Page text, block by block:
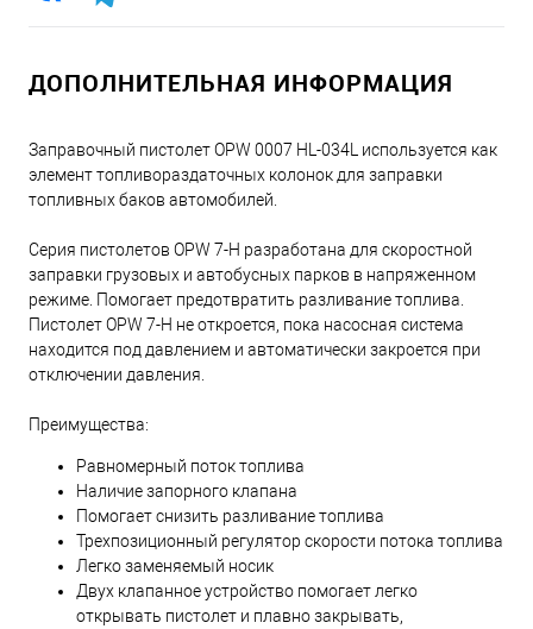
ДОПОЛНИТЕЛЬНАЯ ИНФОРМАЦИЯ
Заправочный пистолет OPW 0007 HL-034L используется как
элемент топливораздаточных колонок для заправки
топливных баков автомобилей.
Серия пистолетов OPW 7-H разработана для скоростной
заправки грузовых и автобусных парков в напряженном
режиме. Помогает предотвратить разливание топлива.
Пистолет OPW 7-H не откроется, пока насосная система
находится под давлением и автоматически закроется при
отключении давления.
Преимущества:
Равномерный поток топлива
Наличие запорного клапана
Помогает снизить разливание топлива
Трехпозиционный регулятор скорости потока топлива
Легко заменяемый носик
Двух клапанное устройство помогает легко
открывать пистолет и плавно закрывать,